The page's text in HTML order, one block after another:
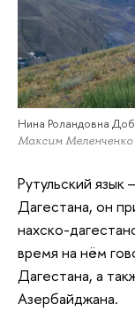
Нина Роландовна
Максим Меленченко
Рутульский
Дагестана, он
нахско-
время на нём
Дагестана, а
Азербайджана.